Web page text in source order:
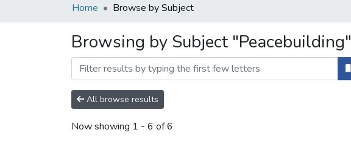
Home Browse by Subject
Browsing by Subject "Peacebuilding"
All browse results
Now showing 1 - 6 of 6